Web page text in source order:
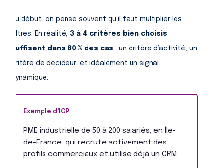
Au début, on pense souvent qu’il faut multiplier les
filtres. En réalité, 3 à 4 critères bien choisis
suffisent dans 80 % des cas : un critère d’activité, un
critère de décideur, et idéalement un signal
dynamique.
Exemple d'ICP
PME industrielle de 50 à 200 salariés, en Île-
de-France, qui recrute activement des
profils commerciaux et utilise déjà un CRM.